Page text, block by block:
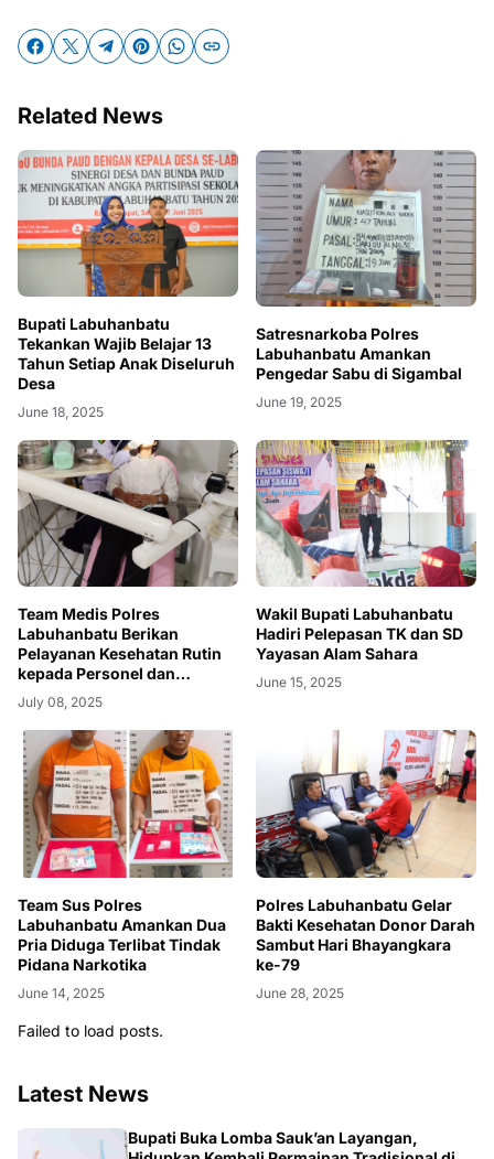
Related News
Bupati Labuhanbatu
Tekankan Wajib Belajar 13
Tahun Setiap Anak Diseluruh
Desa
June 18, 2025
Satresnarkoba Polres
Labuhanbatu Amankan
Pengedar Sabu di Sigambal
June 19, 2025
Team Medis Polres
Labuhanbatu Berikan
Pelayanan Kesehatan Rutin
kepada Personel dan
Tahanan
July 08, 2025
Wakil Bupati Labuhanbatu
Hadiri Pelepasan TK dan SD
Yayasan Alam Sahara
June 15, 2025
Team Sus Polres
Labuhanbatu Amankan Dua
Pria Diduga Terlibat Tindak
Pidana Narkotika
June 14, 2025
Polres Labuhanbatu Gelar
Bakti Kesehatan Donor Darah
Sambut Hari Bhayangkara
ke-79
June 28, 2025
Failed to load posts.
Latest News
Bupati Buka Lomba Sauk’an Layangan,